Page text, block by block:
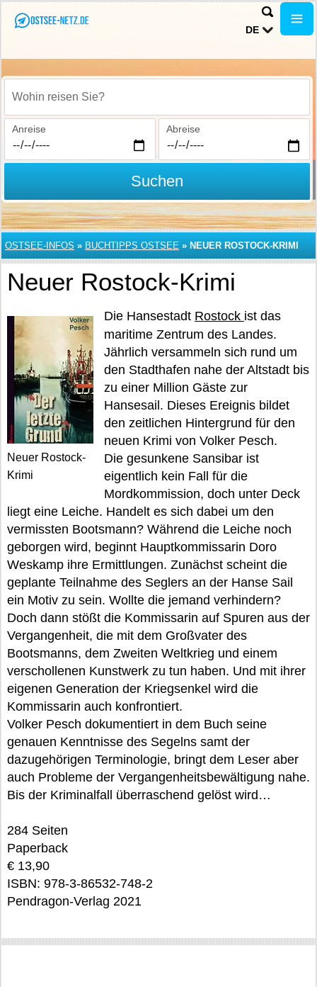
DE
Wohin reisen Sie?
Anreise Abreise
Suchen
OSTSEE-INFOS » BUCHTIPPS OSTSEE » NEUER ROSTOCK-KRIMI
Neuer Rostock-Krimi
Neuer Rostock-
Krimi
Die Hansestadt Rostock ist das
maritime Zentrum des Landes.
Jährlich versammeln sich rund um
den Stadthafen nahe der Altstadt bis
zu einer Million Gäste zur
Hansesail. Dieses Ereignis bildet
den zeitlichen Hintergrund für den
neuen Krimi von Volker Pesch.
Die gesunkene Sansibar ist
eigentlich kein Fall für die
Mordkommission, doch unter Deck
liegt eine Leiche. Handelt es sich dabei um den
vermissten Bootsmann? Während die Leiche noch
geborgen wird, beginnt Hauptkommissarin Doro
Weskamp ihre Ermittlungen. Zunächst scheint die
geplante Teilnahme des Seglers an der Hanse Sail
ein Motiv zu sein. Wollte die jemand verhindern?
Doch dann stößt die Kommissarin auf Spuren aus der
Vergangenheit, die mit dem Großvater des
Bootsmanns, dem Zweiten Weltkrieg und einem
verschollenen Kunstwerk zu tun haben. Und mit ihrer
eigenen Generation der Kriegsenkel wird die
Kommissarin auch konfrontiert.
Volker Pesch dokumentiert in dem Buch seine
genauen Kenntnisse des Segelns samt der
dazugehörigen Terminologie, bringt dem Leser aber
auch Probleme der Vergangenheitsbewältigung nahe.
Bis der Kriminalfall überraschend gelöst wird…
284 Seiten
Paperback
€ 13,90
ISBN: 978-3-86532-748-2
Pendragon-Verlag 2021